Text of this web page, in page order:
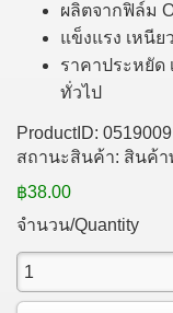
ผลิตจากฟิล์ม
แข็งแรง เหนี
ราคาประหยัด
ทั่วไป
ProductID: 0519009
สถานะสินค้า: สินค้า
฿38.00
จำนวน/Quantity